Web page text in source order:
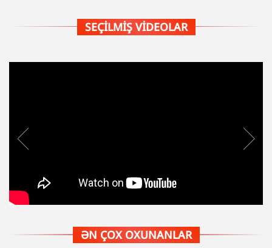
SEÇILMIŞ VIDEOLAR
ƏN ÇOX OXUNANLAR